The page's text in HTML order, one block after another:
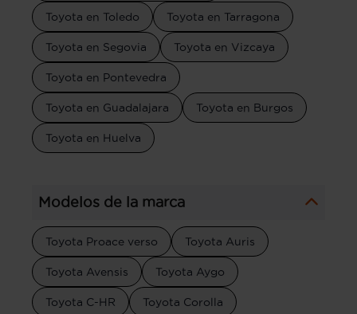
Toyota en Toledo Toyota en Tarragona
Toyota en Segovia Toyota en Vizcaya
Toyota en Pontevedra
Toyota en Guadalajara Toyota en Burgos
Toyota en Huelva
Modelos de la marca
Toyota Proace verso Toyota Auris
Toyota Avensis Toyota Aygo
Toyota C-HR Toyota Corolla